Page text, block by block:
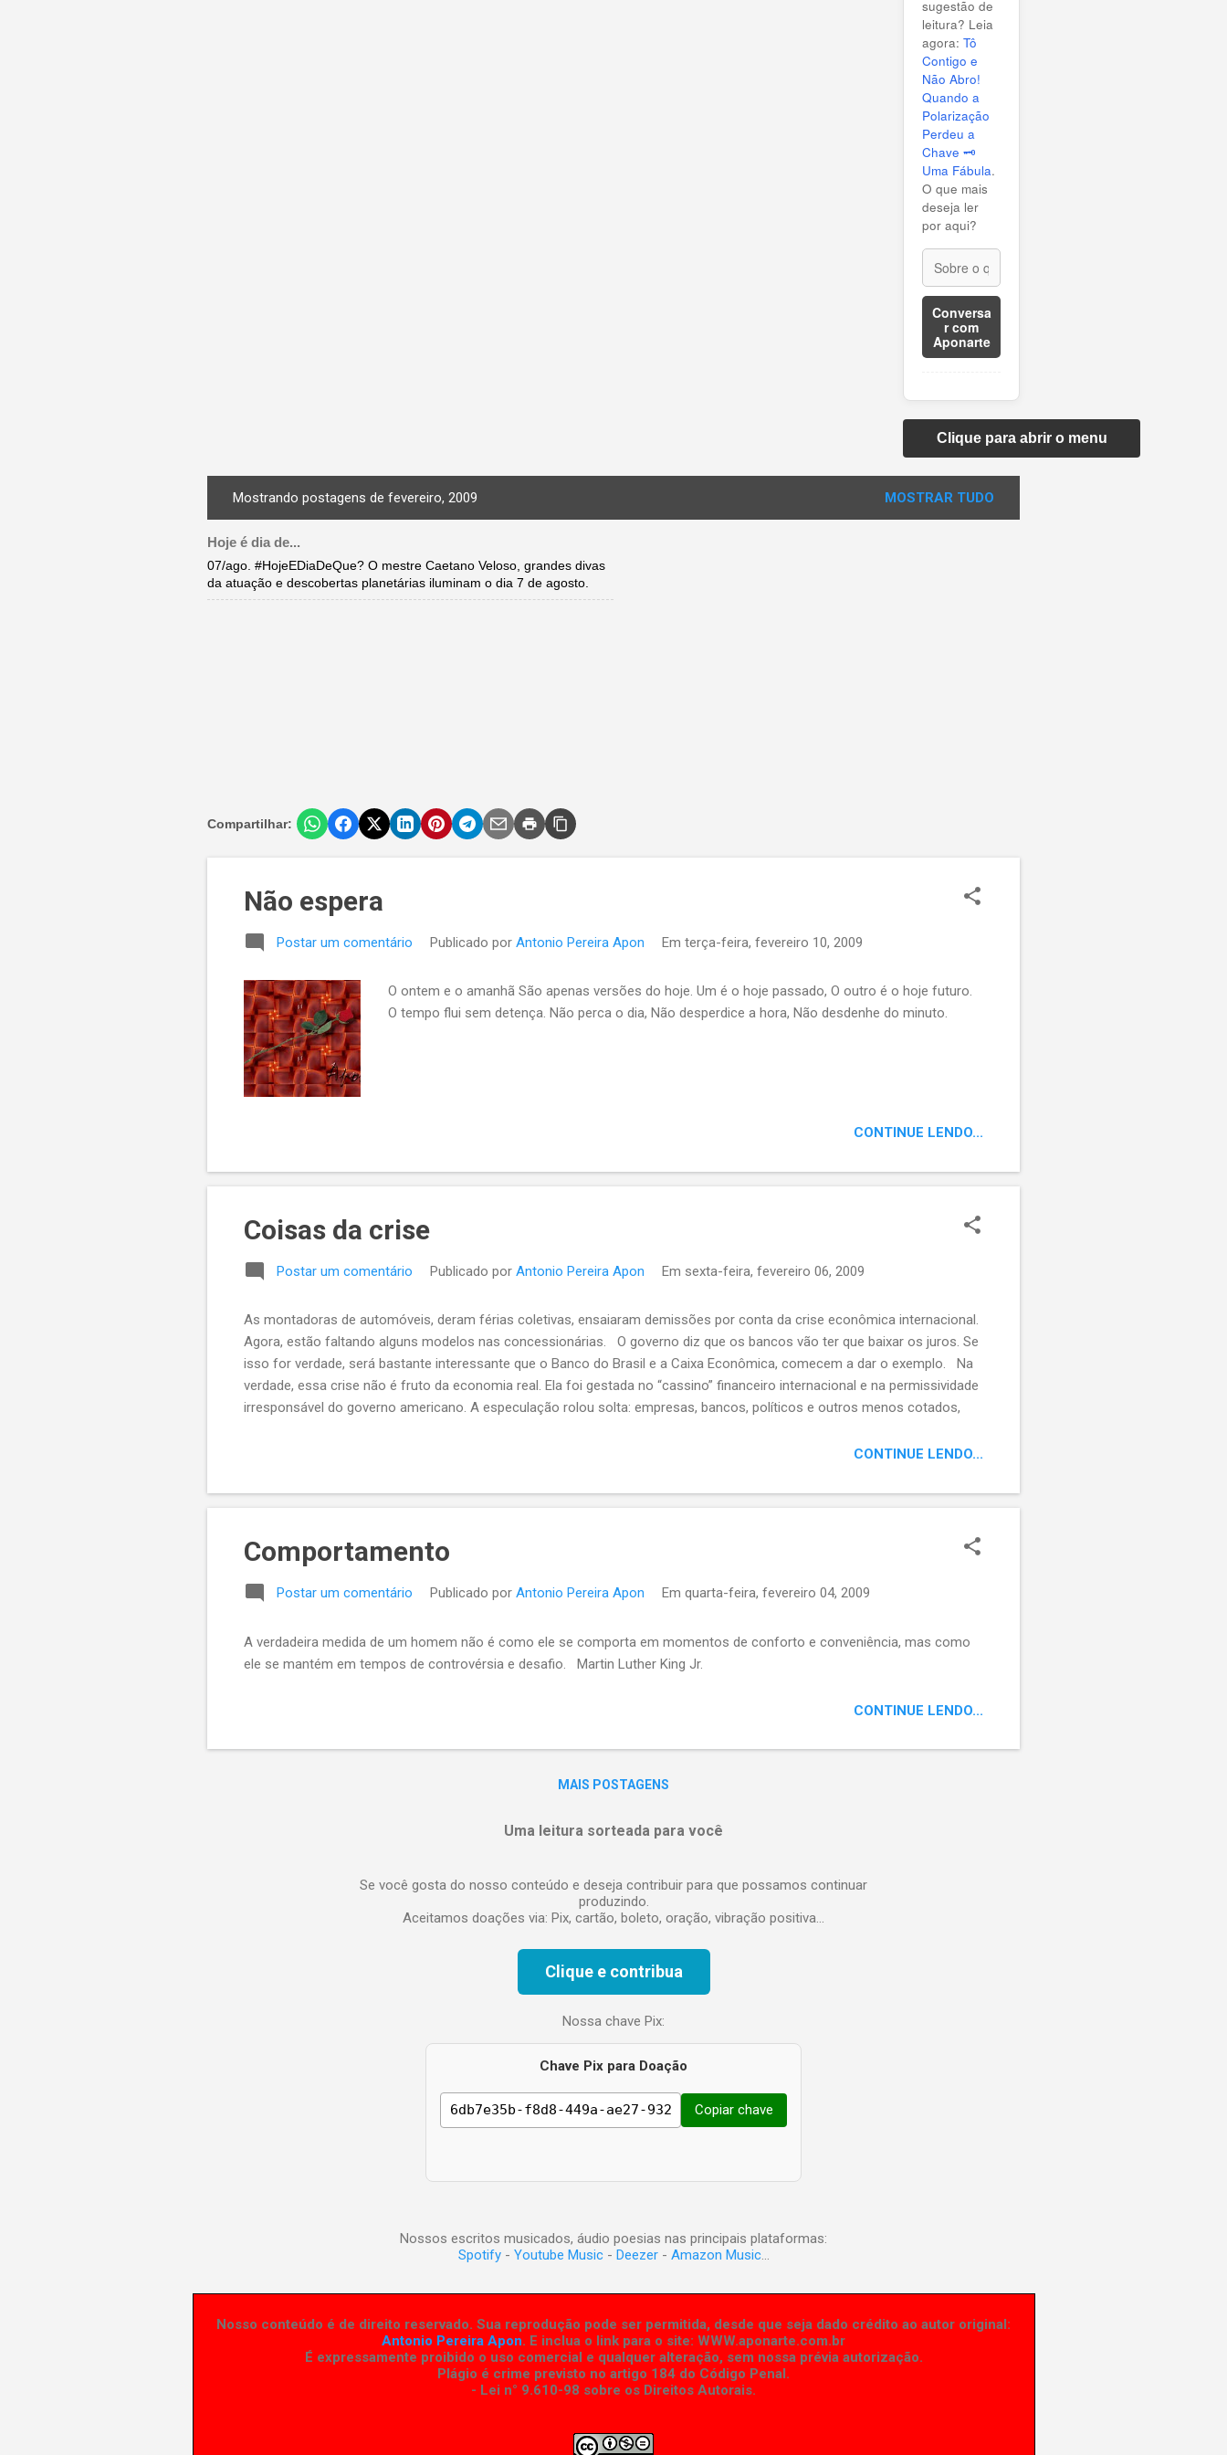
sugestão de
leitura? Leia
agora: Tô
Contigo e
Não Abro!
Quando a
Polarização
Perdeu a
Chave 🗝️
Uma Fábula.
O que mais
deseja ler
por aqui?
Conversa
r com
Aponarte
Clique para abrir o menu
Mostrando postagens de fevereiro, 2009 MOSTRAR TUDO
Hoje é dia de...
07/ago. #HojeEDiaDeQue? O mestre Caetano Veloso, grandes divas
da atuação e descobertas planetárias iluminam o dia 7 de agosto.
Compartilhar:
Não espera
Postar um comentário Publicado por Antonio Pereira Apon Em terça-feira, fevereiro 10, 2009
O ontem e o amanhã São apenas versões do hoje. Um é o hoje passado, O outro é o hoje futuro.
O tempo flui sem detença. Não perca o dia, Não desperdice a hora, Não desdenhe do minuto.
CONTINUE LENDO...
Coisas da crise
Postar um comentário Publicado por Antonio Pereira Apon Em sexta-feira, fevereiro 06, 2009
As montadoras de automóveis, deram férias coletivas, ensaiaram demissões por conta da crise econômica internacional.
Agora, estão faltando alguns modelos nas concessionárias. O governo diz que os bancos vão ter que baixar os juros. Se
isso for verdade, será bastante interessante que o Banco do Brasil e a Caixa Econômica, comecem a dar o exemplo. Na
verdade, essa crise não é fruto da economia real. Ela foi gestada no “cassino” financeiro internacional e na permissividade
irresponsável do governo americano. A especulação rolou solta: empresas, bancos, políticos e outros menos cotados,
o mundo nessa crise imoral, para receber socorro dos governos, reféns e/ou cúmplices dessa jogatina safada. ...
CONTINUE LENDO...
Comportamento
Postar um comentário Publicado por Antonio Pereira Apon Em quarta-feira, fevereiro 04, 2009
A verdadeira medida de um homem não é como ele se comporta em momentos de conforto e conveniência, mas como
ele se mantém em tempos de controvérsia e desafio. Martin Luther King Jr.
CONTINUE LENDO...
MAIS POSTAGENS
Uma leitura sorteada para você
Se você gosta do nosso conteúdo e deseja contribuir para que possamos continuar
produzindo.
Aceitamos doações via: Pix, cartão, boleto, oração, vibração positiva...
Clique e contribua
Nossa chave Pix:
Chave Pix para Doação
Copiar chave
Nossos escritos musicados, áudio poesias nas principais plataformas:
Spotify- Youtube Music- Deezer- Amazon Music...
Nosso conteúdo é de direito reservado. Sua reprodução pode ser permitida, desde que seja dado crédito ao autor original:
Antonio Pereira Apon. E inclua o link para o site:WWW.aponarte.com.br
É expressamente proibido o uso comercial e qualquer alteração, sem nossa prévia autorização.
Plágio é crime previsto no artigo 184 do Código Penal.
- Lei n° 9.610-98 sobre os Direitos Autorais.